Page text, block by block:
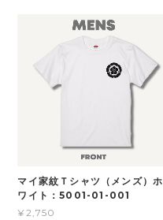
マイ家紋Ｔシャツ（メンズ）ホ
ワイト：5001-01-001
¥2,750